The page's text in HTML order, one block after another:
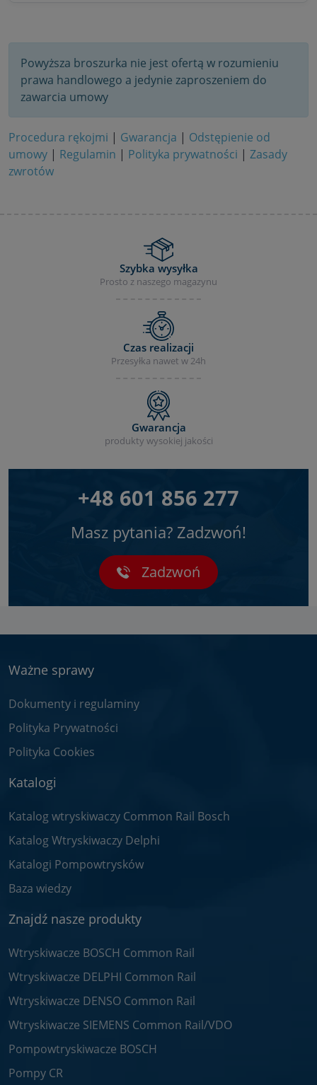
Powyższa broszurka nie jest ofertą w rozumieniu
prawa handlowego a jedynie zaproszeniem do
zawarcia umowy
Procedura rękojmi | Gwarancja | Odstępienie od
umowy | Regulamin | Polityka prywatności | Zasady
zwrotów
Szybka wysyłka
Prosto z naszego magazynu
Czas realizacji
Przesyłka nawet w 24h
Gwarancja
produkty wysokiej jakości
+48 601 856 277
Masz pytania? Zadzwoń!
Zadzwoń
Ważne sprawy
Dokumenty i regulaminy
Polityka Prywatności
Polityka Cookies
Katalogi
Katalog wtryskiwaczy Common Rail Bosch
Katalog Wtryskiwaczy Delphi
Katalogi Pompowtrysków
Baza wiedzy
Znajdź nasze produkty
Wtryskiwacze BOSCH Common Rail
Wtryskiwacze DELPHI Common Rail
Wtryskiwacze DENSO Common Rail
Wtryskiwacze SIEMENS Common Rail/VDO
Pompowtryskiwacze BOSCH
Pompy CR